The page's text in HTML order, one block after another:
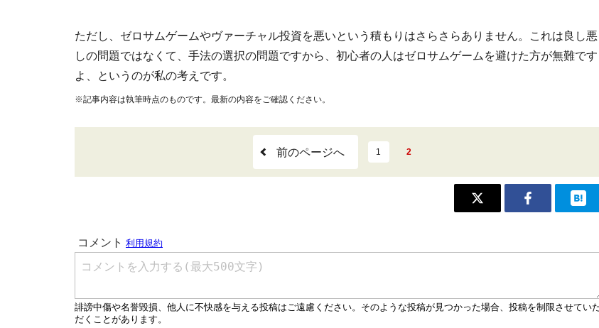
ただし、ゼロサムゲームやヴァーチャル投資を悪いという積もりはさらさらありません。これは良し悪
しの問題ではなくて、手法の選択の問題ですから、初心者の人はゼロサムゲームを避けた方が無難です
よ、というのが私の考えです。
※記事内容は執筆時点のものです。最新の内容をご確認ください。
前のページへ 1 2